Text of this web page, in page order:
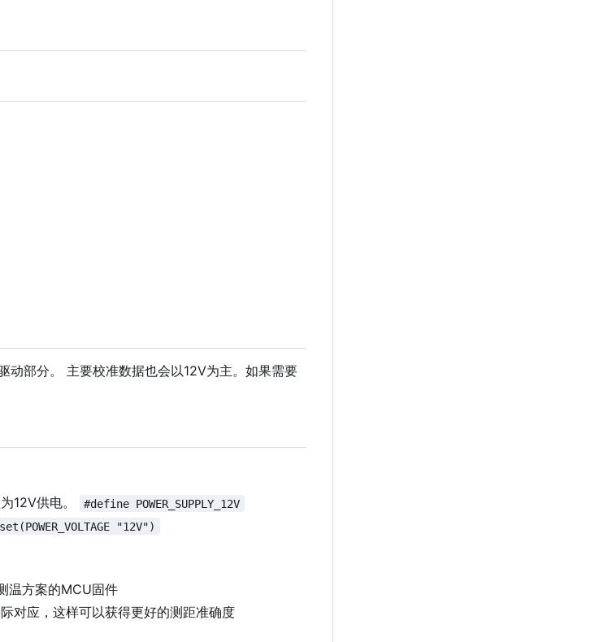
动部分。 主要校准数据也会以12V为主。如果需要
12V供电。
#define POWER_SUPPLY_12V
set(POWER_VOLTAGE "12V")
温方案的MCU固件
对应，这样可以获得更好的测距准确度